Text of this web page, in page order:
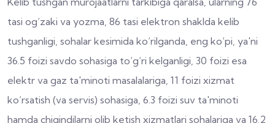
tasi og‘zaki va yozma, 86 tasi elektron shaklda kelib
tushganligi, sohalar kesimida ko‘rilganda, eng ko‘pi, ya'ni
36.5 foizi savdo sohasiga to‘g‘ri kelganligi, 30 foizi esa
elektr va gaz ta'minoti masalalariga, 11 foizi xizmat
ko‘rsatish (va servis) sohasiga, 6.3 foizi suv ta'minoti
hamda chiqindilarni olib ketish xizmatlari sohalariga va 16.2